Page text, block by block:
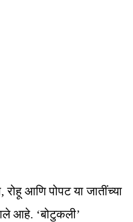
आणि पोपट या जातींच्या
आहे. ‘बोटुकली’